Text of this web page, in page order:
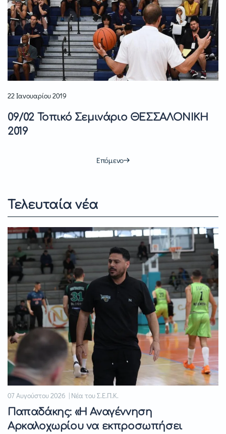
22 Ιανουαρίου 2019
09/02 Τοπικό Σεμινάριο ΘΕΣΣΑΛΟΝΙΚΗ
2019
Επόμενο
Τελευταία νέα
07 Αυγούστου 2026 | Νέα του Σ.Ε.Π.Κ.
Παπαδάκης: «Η Αναγέννηση
Αρκαλοχωρίου να εκπροσωπήσει